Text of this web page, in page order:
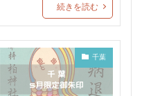
山神社
売神社
紀元節限定御朱印
の節句限定御朱印
秈荷神社
続きを読む
千葉